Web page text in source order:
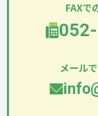
FAXで
メール